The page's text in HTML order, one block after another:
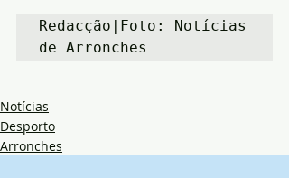
Redacção|Foto: Notícias
de Arronches
Notícias
Desporto
Arronches